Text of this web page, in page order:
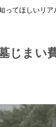
ってほしいリア
じまい